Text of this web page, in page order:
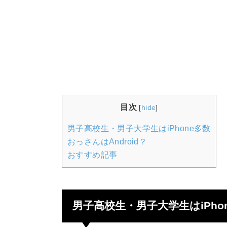
目次 [hide]
男子高校生・男子大学生はiPhone多数
おっさんはAndroid？
おすすめ記事
男子高校生・男子大学生は